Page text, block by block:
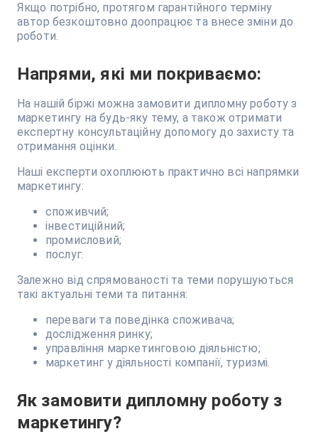
Якщо потрібно, протягом гарантійного терміну
автор безкоштовно доопрацює та внесе зміни до
роботи.
Напрями, які ми покриваємо:
На нашій біржі можна замовити дипломну роботу з
маркетингу на будь-яку тему, а також отримати
експертну консультаційну допомогу до захисту та
отримання оцінки.
Наші експерти охоплюють практично всі напрямки
маркетингу:
споживчий;
інвестиційний;
промисловий;
послуг.
Залежно від спрямованості та теми порушуються
такі актуальні теми та питання:
переваги та поведінка споживача;
дослідження ринку;
управління маркетинговою діяльністю;
маркетинг у діяльності компанії, туризмі.
Як замовити дипломну роботу з
маркетингу?